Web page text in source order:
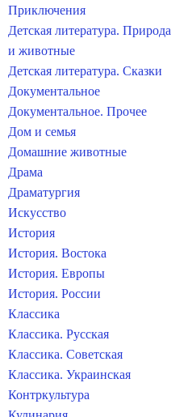
Приключения
Детская литература. Природа
и животные
Детская литература. Сказки
Документальное
Документальное. Прочее
Дом и семья
Домашние животные
Драма
Драматургия
Искусство
История
История. Востока
История. Европы
История. России
Классика
Классика. Русская
Классика. Советская
Классика. Украинская
Контркультура